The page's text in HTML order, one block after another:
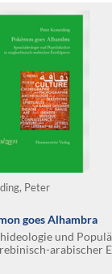
Peter
goes Alhambra
und
arabischer